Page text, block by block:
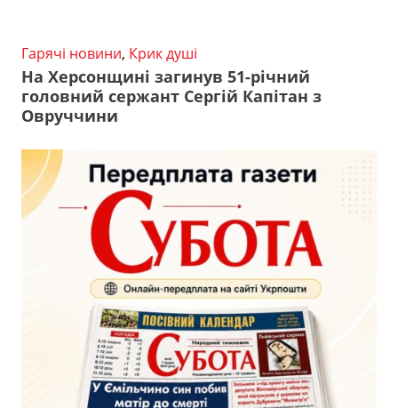
Гарячі новини, Крик душі
На Херсонщині загинув 51-річний
головний сержант Сергій Капітан з
Овруччини